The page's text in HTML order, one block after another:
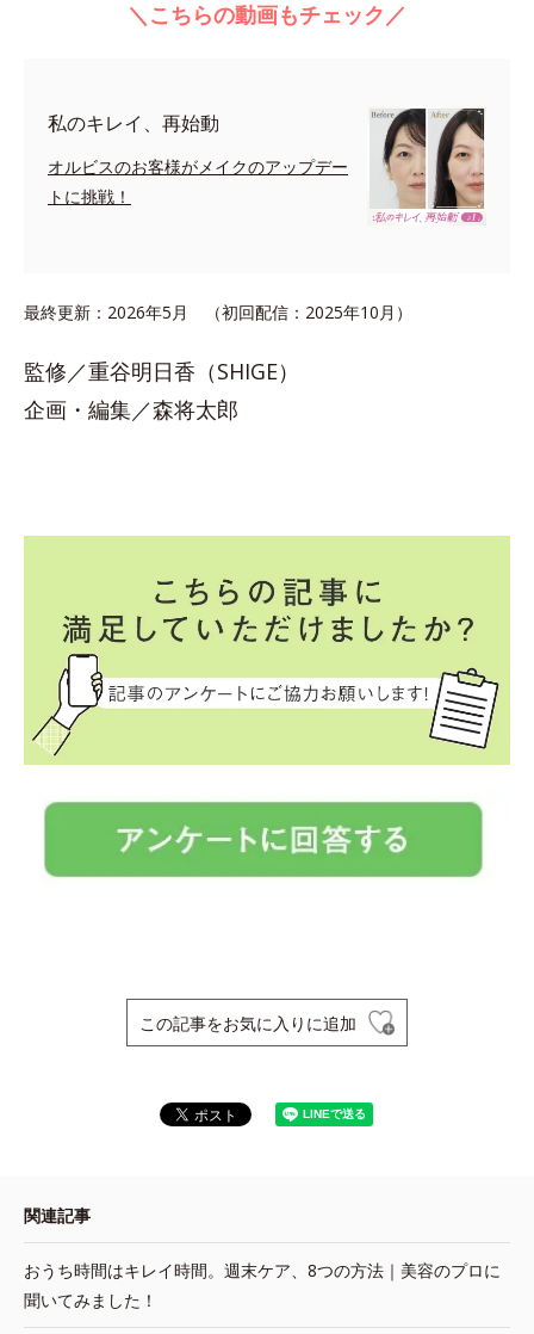
＼こちらの動画もチェック／
私のキレイ、再始動
オルビスのお客様がメイクのアップデー
トに挑戦！
最終更新：2026年5月 （初回配信：2025年10月）
監修／重谷明日香（SHIGE）
企画・編集／森将太郎
この記事をお気に入りに追加
関連記事
おうち時間はキレイ時間。週末ケア、8つの方法｜美容のプロに
聞いてみました！